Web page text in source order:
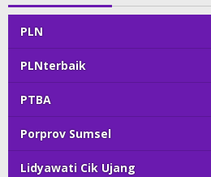
PLN
PLNterbaik
PTBA
Porprov Sumsel
Lidyawati Cik Ujang